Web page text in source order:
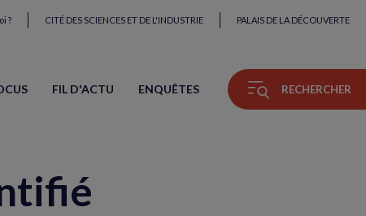
? CITÉ DES SCIENCES ET DE L'INDUSTRIE PALAIS DE LA DÉCOUVERTE
FIL D'ACTU ENQUÊTES RECHERCHER